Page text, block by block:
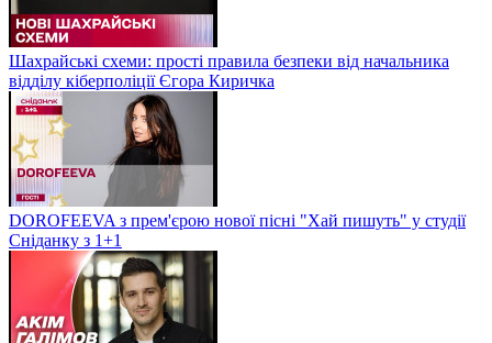
Шахрайські схеми: прості правила безпеки від начальника
відділу кіберполіції Єгора Киричка
DOROFEEVA з прем'єрою нової пісні "Хай пишуть" у студії
Сніданку з 1+1